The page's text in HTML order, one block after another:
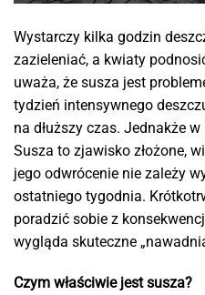
Wystarczy kilka godzin
zazieleniać, a kwiaty
uważa, że susza jest
tydzień intensywnego
na dłuższy czas. Jednakże
Susza to zjawisko złożone,
jego odwrócenie nie zależy
ostatniego tygodnia.
poradzić sobie z
wygląda skuteczne
Czym właściwie jest susza?